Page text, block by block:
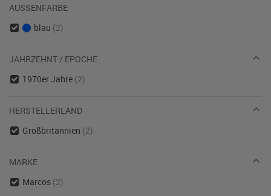
AUSSENFARBE
blau (2)
JAHRZEHNT / EPOCHE
1970er Jahre (2)
HERSTELLERLAND
Großbritannien (2)
MARKE
Marcos (2)